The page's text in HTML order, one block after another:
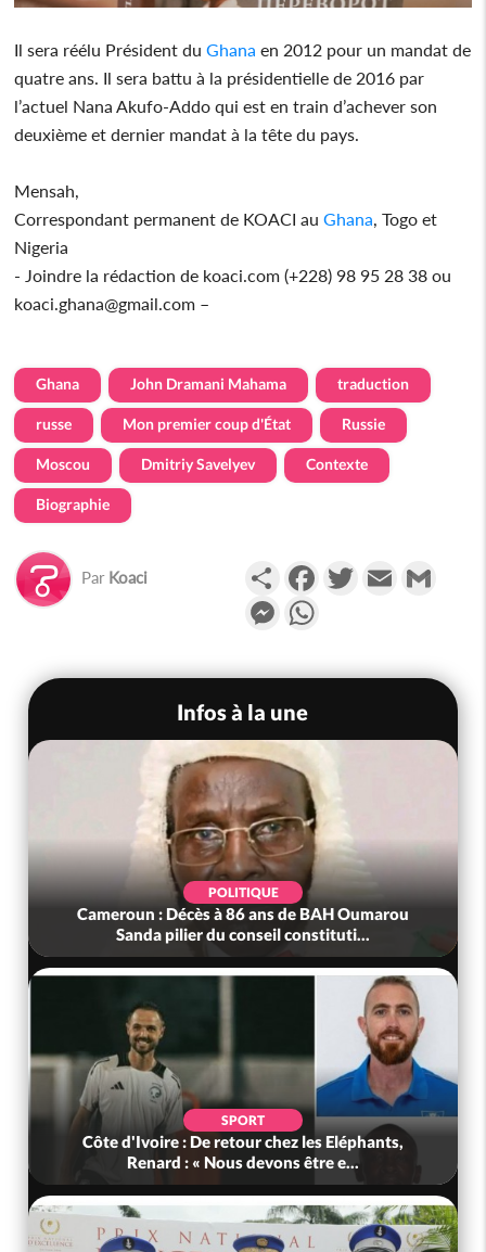
Il sera réélu Président duGhana en 2012 pour un mandat de
quatre ans. Il sera battu à la présidentielle de 2016 par
l’actuel Nana Akufo-Addo qui est en train d’achever son
deuxième et dernier mandat à la tête du pays.
Mensah,
Correspondant permanent de KOACI auGhana , Togo et
Nigeria
- Joindre la rédaction de koaci.com (+228) 98 95 28 38 ou
koaci.ghana@gmail.com –
Ghana John Dramani Mahama traduction
russe Mon premier coup d'État Russie
Moscou Dmitriy Savelyev Contexte
Biographie
Par Koaci PartagerFacebookTwitterEmail
Messenger
Infos à la une
POLITIQUE
Cameroun : Décès à 86 ans de BAH Oumarou
Sanda pilier du conseil constituti...
SPORT
Côte d'Ivoire : De retour chez les Eléphants,
Renard : « Nous devons être e...